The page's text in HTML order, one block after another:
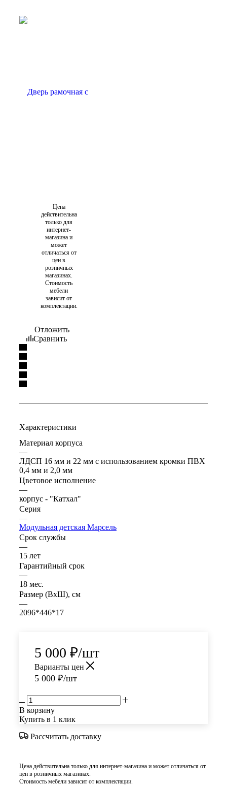
Цена
действительна
только для
интернет-
магазина и
может
отличаться от
цен в
розничных
магазинах.
Стоимость
мебели
зависит от
комплектации.
Отложить
Сравнить
Характеристики
Материал корпуса
—
ЛДСП 16 мм и 22 мм с использованием кромки ПВХ
0,4 мм и 2,0 мм
Цветовое исполнение
—
корпус - "Катхал"
Серия
—
Модульная детская Марсель
Срок службы
—
15 лет
Гарантийный срок
—
18 мес.
Размер (ВхШ), см
—
2096*446*17
5 000 ₽/шт
Варианты цен
5 000 ₽/шт
В корзину
Купить в 1 клик
Рассчитать доставку
Цена действительна только для интернет-магазина и может отличаться от
цен в розничных магазинах.
Стоимость мебели зависит от комплектации.